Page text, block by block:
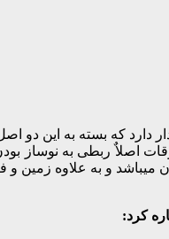
که بسته به این دو
اصلاٌ ربطی به نوساز بودن
میباشد و به علاوه
کرد: